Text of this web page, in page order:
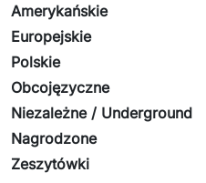
Amerykańskie
Europejskie
Polskie
Obcojęzyczne
Niezależne / Underground
Nagrodzone
Zeszytówki